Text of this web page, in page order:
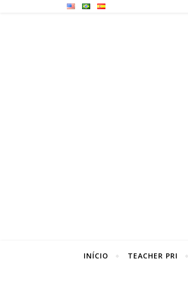
INÍCIO TEACHER PRI